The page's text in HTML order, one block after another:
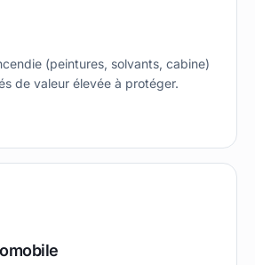
(peintures, solvants, cabine)
de valeur élevée à protéger.